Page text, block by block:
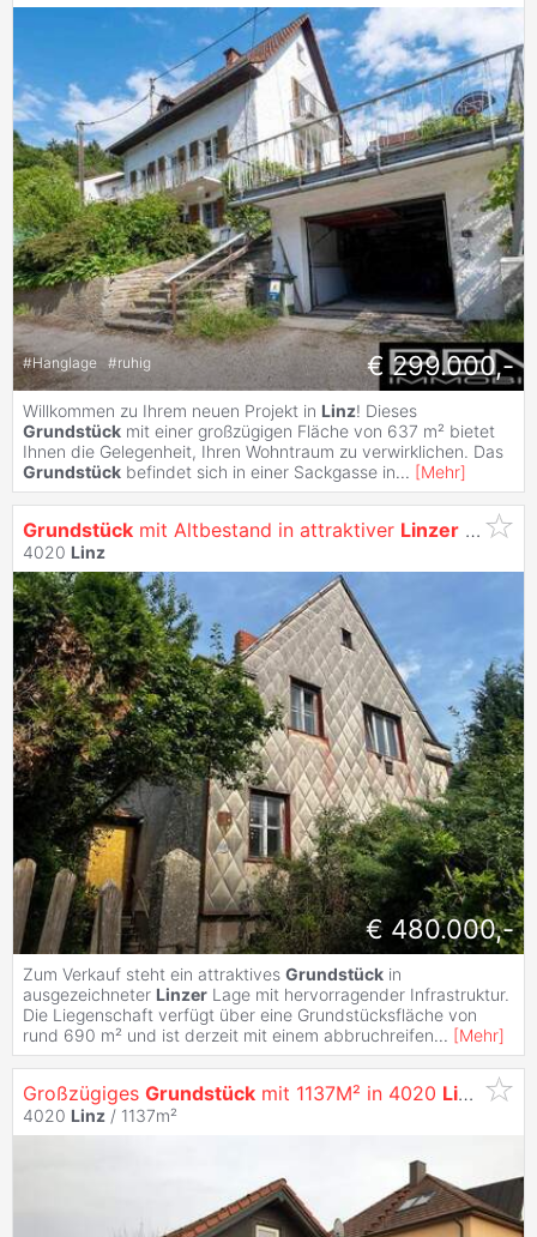
#Hanglage #ruhig € 299.000,-
Willkommen zu Ihrem neuen Projekt in Linz! Dieses
Grundstück mit einer großzügigen Fläche von 637 m² bietet
Ihnen die Gelegenheit, Ihren Wohntraum zu verwirklichen. Das
Grundstück befindet sich in einer Sackgasse in... [Mehr]
Grundstück mit Altbestand in attraktiver Linzer
4020 Linz
€ 480.000,-
Zum Verkauf steht ein attraktives Grundstück in
ausgezeichneter Linzer Lage mit hervorragender Infrastruktur.
Die Liegenschaft verfügt über eine Grundstücksfläche von
rund 690 m² und ist derzeit mit einem abbruchreifen... [Mehr]
Großzügiges Grundstück mit 1137M² in 4020 Linz - ihr
4020 Linz / 1137m²